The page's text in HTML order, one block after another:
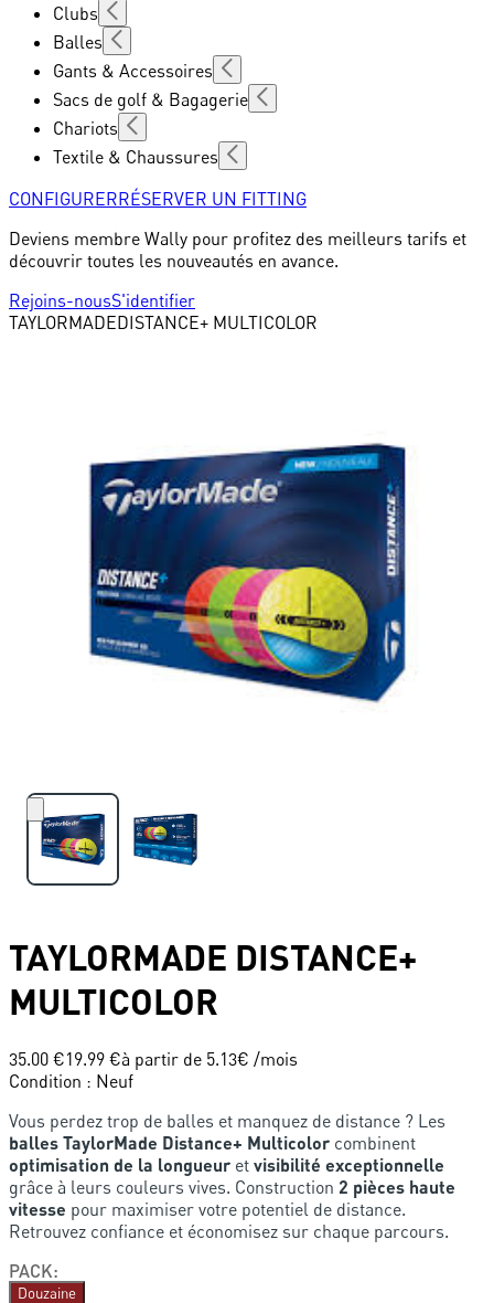
Clubs
Balles
Gants & Accessoires
Sacs de golf & Bagagerie
Chariots
Textile & Chaussures
CONFIGURERRÉSERVER UN FITTING
Deviens membre Wally pour profitez des meilleurs tarifs et
découvrir toutes les nouveautés en avance.
Rejoins-nousS'identifier
TAYLORMADEDISTANCE+ MULTICOLOR
TAYLORMADE DISTANCE+
MULTICOLOR
35.00 €19.99 €à partir de 5.13€ /mois
Condition : Neuf
Vous perdez trop de balles et manquez de distance ? Les
balles TaylorMade Distance+ Multicolor combinent
optimisation de la longueur et visibilité exceptionnelle
grâce à leurs couleurs vives. Construction 2 pièces haute
vitesse pour maximiser votre potentiel de distance.
Retrouvez confiance et économisez sur chaque parcours.
PACK:
Douzaine